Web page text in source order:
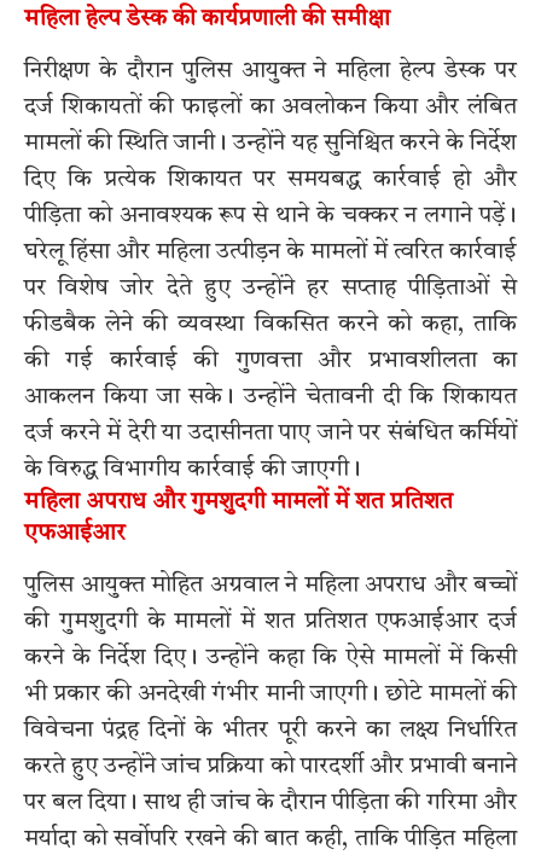
महिला हेल्प डेस्क की कार्यप्रणाली की समीक्षा
निरीक्षण के दौरान पुलिस आयुक्त ने महिला हेल्प डेस्क पर
दर्ज शिकायतों की फाइलों का अवलोकन किया और लंबित
मामलों की स्थिति जानी। उन्होंने यह सुनिश्चित करने के निर्देश
दिए कि प्रत्येक शिकायत पर समयबद्ध कार्रवाई हो और
पीड़िता को अनावश्यक रूप से थाने के चक्कर न लगाने पड़ें।
घरेलू हिंसा और महिला उत्पीड़न के मामलों में त्वरित कार्रवाई
पर विशेष जोर देते हुए उन्होंने हर सप्ताह पीड़िताओं से
फीडबैक लेने की व्यवस्था विकसित करने को कहा, ताकि
की गई कार्रवाई की गुणवत्ता और प्रभावशीलता का
आकलन किया जा सके। उन्होंने चेतावनी दी कि शिकायत
दर्ज करने में देरी या उदासीनता पाए जाने पर संबंधित कर्मियों
के विरुद्ध विभागीय कार्रवाई की जाएगी।
महिला अपराध और गुमशुदगी मामलों में शत प्रतिशत
एफआईआर
पुलिस आयुक्त मोहित अग्रवाल ने महिला अपराध और बच्चों
की गुमशुदगी के मामलों में शत प्रतिशत एफआईआर दर्ज
करने के निर्देश दिए। उन्होंने कहा कि ऐसे मामलों में किसी
भी प्रकार की अनदेखी गंभीर मानी जाएगी। छोटे मामलों की
विवेचना पंद्रह दिनों के भीतर पूरी करने का लक्ष्य निर्धारित
करते हुए उन्होंने जांच प्रक्रिया को पारदर्शी और प्रभावी बनाने
पर बल दिया। साथ ही जांच के दौरान पीड़िता की गरिमा और
मर्यादा को सर्वोपरि रखने की बात कही, ताकि पीड़ित महिला